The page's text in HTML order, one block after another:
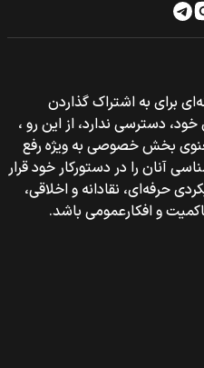
برای به اشتراک گذاردن
خود، دسترسی ندارد، از این رو ،
بخش خصوصی به ویژه رفع
آنان را در دستورکار خود قرار
حرفه‌ای، نقادانه و اخلاقی،
و افکارعمومی باشد.